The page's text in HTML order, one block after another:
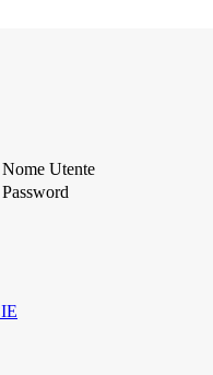
Nome Utente
Password